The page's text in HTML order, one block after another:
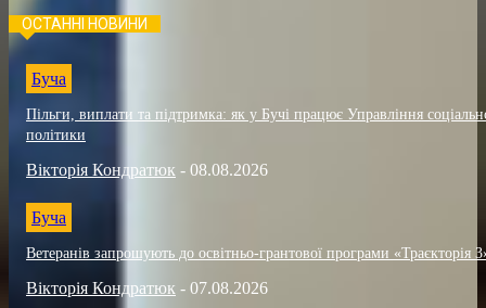
ОСТАННІ НОВИНИ
Буча
Пільги, виплати та підтримка: як у Бучі працює Управління
політики
Вікторія Кондратюк - 08.08.2026
Буча
Ветеранів запрошують до освітньо-грантової програми «Траєкторія
Вікторія Кондратюк - 07.08.2026